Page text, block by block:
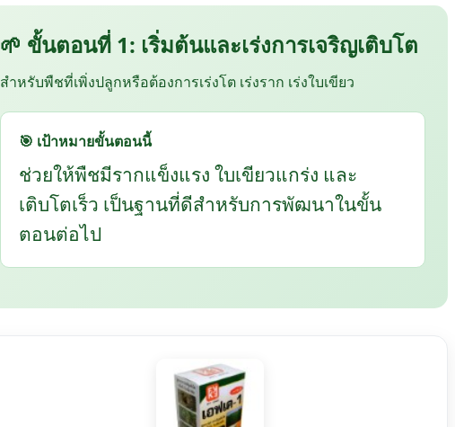
🌱 ขั้นตอนที่ 1: เริ่มต้นและเร่งการเจริญเติบโต
สำหรับพืชที่เพิ่งปลูกหรือต้องการเร่งโต เร่งราก เร่งใบเขียว
🎯 เป้าหมายขั้นตอนนี้
ช่วยให้พืชมีรากแข็งแรง ใบเขียวแกร่ง และ
เติบโตเร็ว เป็นฐานที่ดีสำหรับการพัฒนาในขั้น
ตอนต่อไป